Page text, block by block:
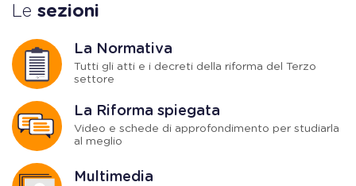
Le sezioni
La Normativa
Tutti gli atti e i decreti della riforma del Terzo
settore
La Riforma spiegata
Video e schede di approfondimento per studiarla
al meglio
Multimedia